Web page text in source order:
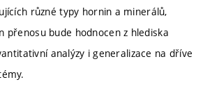
různé typy hornin a minerálů,
přenosu bude hodnocen z hlediska
analýzy i generalizace na dříve